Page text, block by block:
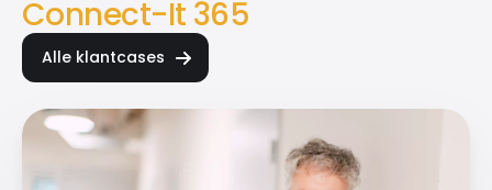
Connect-It 365
Alle klantcases